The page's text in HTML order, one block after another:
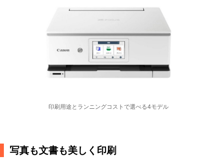
印刷用途とランニングコストで選べる4モデル
写真も文書も美しく印刷